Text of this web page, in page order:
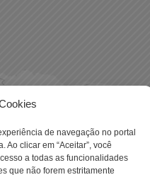
de navegação no portal
Ao clicar em “Aceitar”, você
a todas as funcionalidades
que não forem estritamente